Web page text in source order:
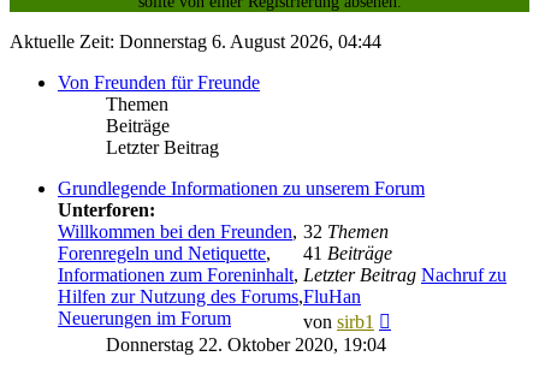
Aktuelle Zeit: Donnerstag 6. August 2026, 04:44
Von Freunden für Freunde
Themen
Beiträge
Letzter Beitrag
Grundlegende Informationen zu unserem Forum
Unterforen:
Willkommen bei den Freunden,
Forenregeln und Netiquette,
Informationen zum Foreninhalt,
Hilfen zur Nutzung des Forums,
Neuerungen im Forum
32 Themen
41 Beiträge
Letzter Beitrag Nachruf zu
FluHan
von sirb1
Donnerstag 22. Oktober 2020, 19:04